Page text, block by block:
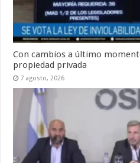
Con cambios a último
propiedad privada
7 agosto, 2026